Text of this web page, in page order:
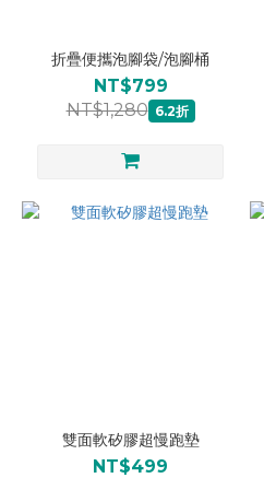
折疊便攜泡腳袋/泡腳桶
NT$799
NT$1,280 6.2折
雙面軟矽膠超慢跑墊
NT$499